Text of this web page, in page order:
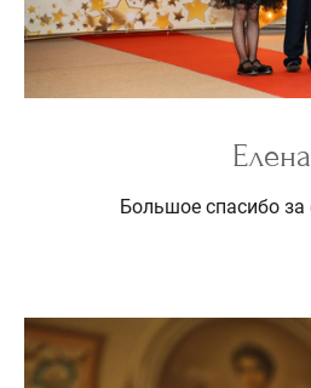
Елена
Большое спасибо за